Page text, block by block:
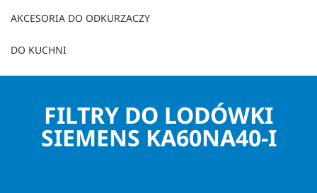
AKCESORIA DO ODKURZACZY
DO KUCHNI
FILTRY DO LODÓWKI
SIEMENS KA60NA40-I